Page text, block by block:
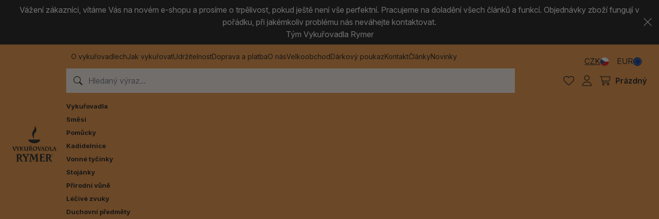
Vážení zákazníci, vítáme Vás na novém e-shopu a prosíme o trpělivost, pokud ještě není vše perfektní. Pracujeme na doladění všech článků a funkcí. Objednávky zboží fungují v
pořádku, při jakémkoliv problému nás neváhejte kontaktovat.
Tým Vykuřovadla Rymer
O vykuřovadlechJak vykuřovatUdržitelnostDoprava a platbaO násVelkoobchodDárkový poukazKontaktČlánkyNovinky CZK
EUR
Prázdný
Vykuřovadla
Směsi
Pomůcky
Kadidelnice
Vonné tyčinky
Stojánky
Přírodní vůně
Léčivé zvuky
Duchovní předměty